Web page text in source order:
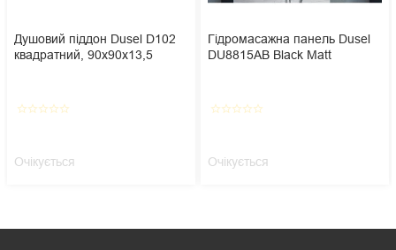
Душовий піддон Dusel D102
квадратний, 90х90х13,5
star_borderstar_borderstar_borderstar_borderstar_border
Очікується
Гідромасажна панель Dusel
DU8815АВ Black Matt
star_borderstar_borderstar_borderstar_borderstar_border
Очікується